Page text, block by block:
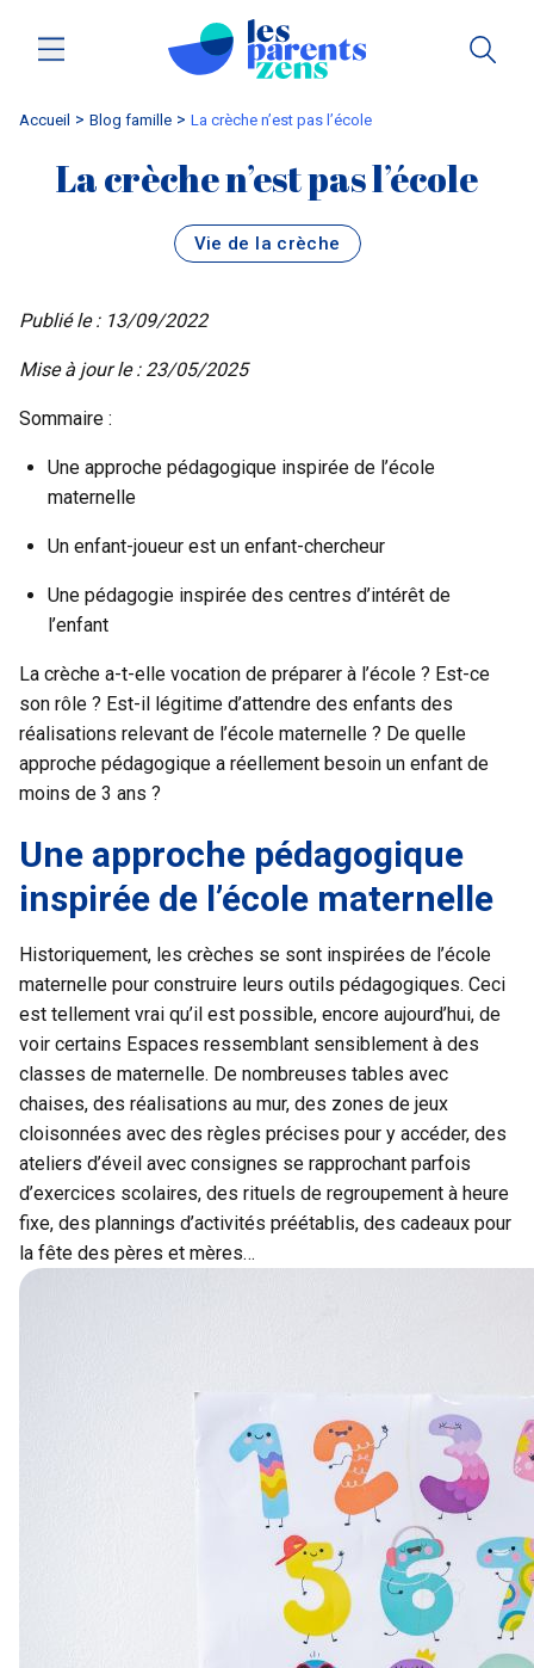
Accueil blog famille La crèche n’est pas l’école
La crèche n’est pas l’école
Vie de la crèche
Publié le : 13/09/2022
Mise à jour le : 23/05/2025
Sommaire :
Une approche pédagogique inspirée de l’école
maternelle
Un enfant-joueur est un enfant-chercheur
Une pédagogie inspirée des centres d’intérêt de
l’enfant
La crèche a-t-elle vocation de préparer à l’école ? Est-ce
son rôle ? Est-il légitime d’attendre des enfants des
réalisations relevant de l’école maternelle ? De quelle
approche pédagogique a réellement besoin un enfant de
moins de 3 ans ?
Une approche pédagogique
inspirée de l’école maternelle
Historiquement, les crèches se sont inspirées de l’école
maternelle pour construire leurs outils pédagogiques. Ceci
est tellement vrai qu’il est possible, encore aujourd’hui, de
voir certains Espaces ressemblant sensiblement à des
classes de maternelle. De nombreuses tables avec
chaises, des réalisations au mur, des zones de jeux
cloisonnées avec des règles précises pour y accéder, des
ateliers d’éveil avec consignes se rapprochant parfois
d’exercices scolaires, des rituels de regroupement à heure
fixe, des plannings d’activités préétablis, des cadeaux pour
la fête des pères et mères…